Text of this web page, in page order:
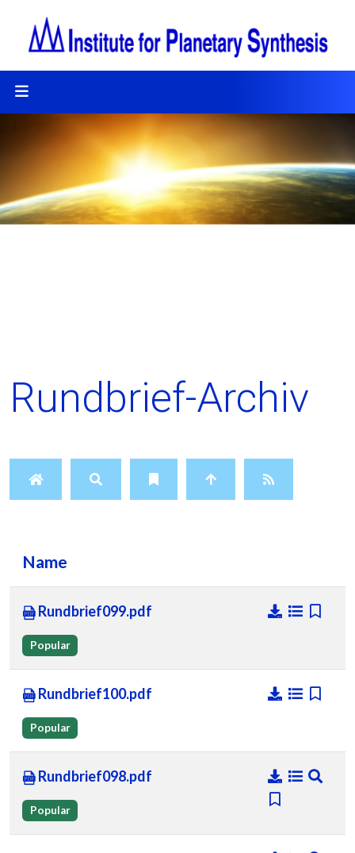
Rundbrief-Archiv
Name
Rundbrief099.pdf
Popular
Rundbrief100.pdf
Popular
Rundbrief098.pdf
Popular